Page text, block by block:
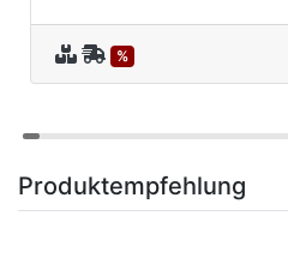
%
Produktempfehlung